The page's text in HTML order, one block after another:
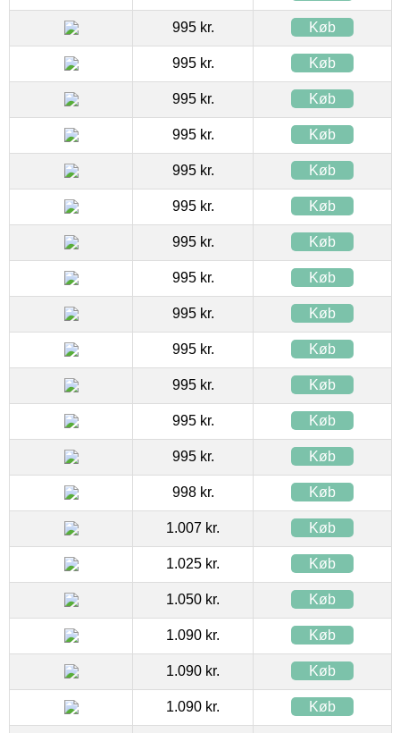
995 kr. Køb
995 kr. Køb
995 kr. Køb
995 kr. Køb
995 kr. Køb
995 kr. Køb
995 kr. Køb
995 kr. Køb
995 kr. Køb
995 kr. Køb
995 kr. Køb
995 kr. Køb
995 kr. Køb
998 kr. Køb
1.007 kr. Køb
1.025 kr. Køb
1.050 kr. Køb
1.090 kr. Køb
1.090 kr. Køb
1.090 kr. Køb